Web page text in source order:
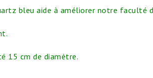
bleu aide à améliorer notre faculté
15 cm de diamètre.